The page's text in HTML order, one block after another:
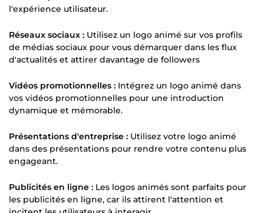
l'expérience utilisateur.
Réseaux sociaux : Utilisez un logo animé sur vos profils
de médias sociaux pour vous démarquer dans les flux
d'actualités et attirer davantage de followers
Vidéos promotionnelles : Intégrez un logo animé dans
vos vidéos promotionnelles pour une introduction
dynamique et mémorable.
Présentations d'entreprise : Utilisez votre logo animé
dans des présentations pour rendre votre contenu plus
engageant.
Publicités en ligne : Les logos animés sont parfaits pour
les publicités en ligne, car ils attirent l'attention et